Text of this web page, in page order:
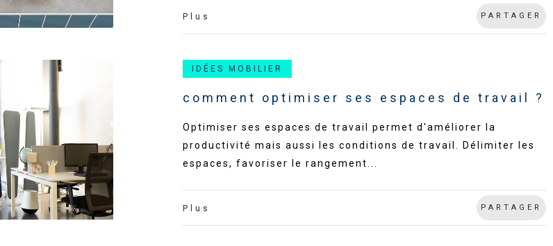
Plus PARTAGER
IDÉES MOBILIER
comment optimiser ses espaces de travail ?
Optimiser ses espaces de travail permet d'améliorer la
productivité mais aussi les conditions de travail. Délimiter les
espaces, favoriser le rangement...
Plus PARTAGER